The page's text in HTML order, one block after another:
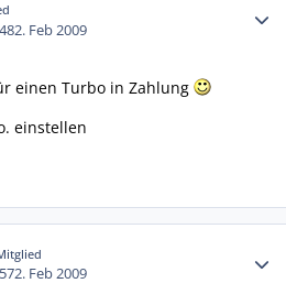
2. Feb 2009
einen Turbo in Zahlung
einstellen
2. Feb 2009